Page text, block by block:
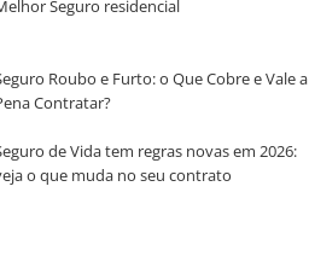
Seguro residencial
Roubo e Furto: o Que Cobre e Vale a
Contratar?
de Vida tem regras novas em 2026:
o que muda no seu contrato